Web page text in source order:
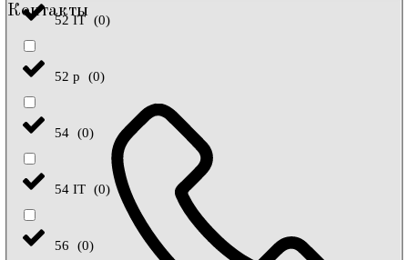
52 IT (0)
52 р (0)
54 (0)
54 IT (0)
56 (0)
Контакты